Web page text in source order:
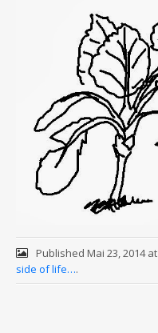
Published Mai 23, 2014at
side of life….